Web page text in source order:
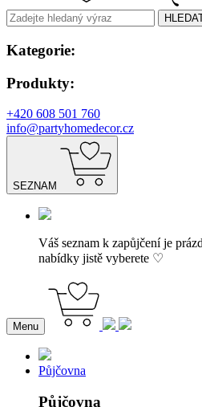
Kategorie:
Produkty:
+420 608 501 760
info@partyhomedecor.cz
SEZNAM
Váš seznam k zapůjčení je
nabídky jistě vyberete ♡
Menu
Půjčovna
Půjčovna